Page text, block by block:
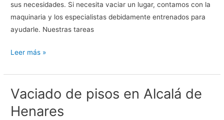
sus necesidades. Si necesita vaciar un lugar, contamos con la
maquinaria y los especialistas debidamente entrenados para
ayudarle. Nuestras tareas
Vaciado
pisos
en
Getafe
Leer más »
Vaciado de pisos en Alcalá de
Henares